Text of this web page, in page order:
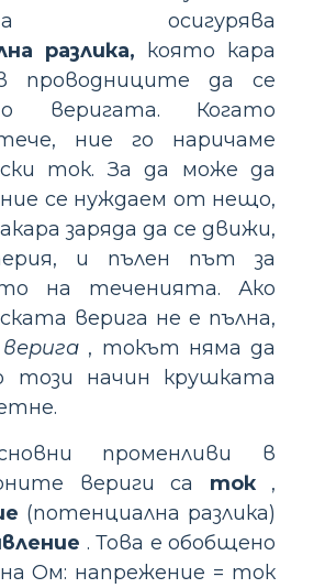
осигурява
разлика, която кара
проводниците да се
веригата. Когато
ние го наричаме
ток. За да може да
се нуждаем от нещо,
заряда да се движи,
и пълен път за
на теченията. Ако
верига не е пълна,
, токът няма да
този начин крушката
променливи в
вериги са ток,
(потенциална разлика)
. Това е обобщено
Ом: напрежение = ток